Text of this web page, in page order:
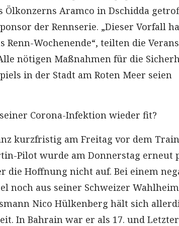
Ölkonzerns Aramco in Dschidda
der Rennserie. „Dieser Vorfall
Renn-Wochenende“, teilten die
nötigen Maßnahmen für die
in der Stadt am Roten Meer seien
Corona-Infektion wieder fit?
kurzfristig am Freitag vor dem
Pilot wurde am Donnerstag erneut
die Hoffnung nicht auf. Bei einem
noch aus seiner Schweizer
Nico Hülkenberg hält sich
In Bahrain war er als 17. und